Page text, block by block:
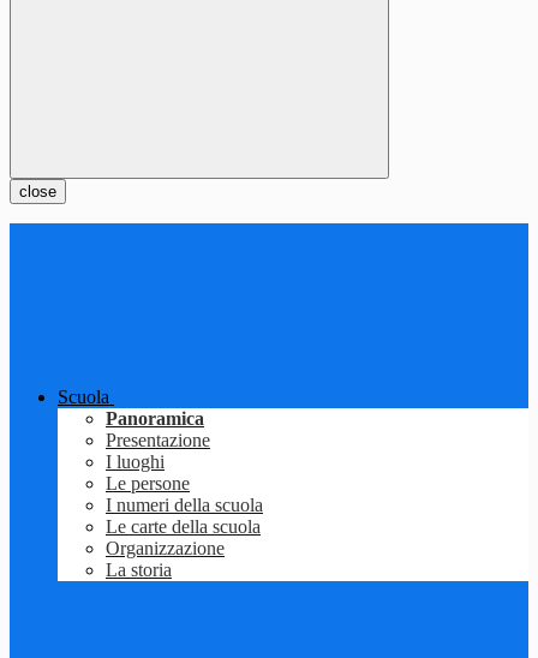
close
Scuola
Panoramica
Presentazione
I luoghi
Le persone
I numeri della scuola
Le carte della scuola
Organizzazione
La storia